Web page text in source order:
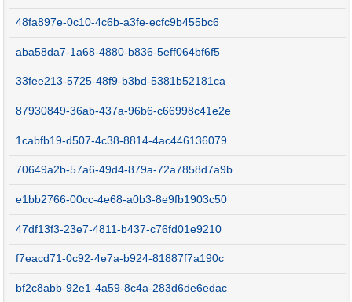
48fa897e-0c10-4c6b-a3fe-ecfc9b455bc6
aba58da7-1a68-4880-b836-5eff064bf6f5
33fee213-5725-48f9-b3bd-5381b52181ca
87930849-36ab-437a-96b6-c66998c41e2e
1cabfb19-d507-4c38-8814-4ac446136079
70649a2b-57a6-49d4-879a-72a7858d7a9b
e1bb2766-00cc-4e68-a0b3-8e9fb1903c50
47df13f3-23e7-4811-b437-c76fd01e9210
f7eacd71-0c92-4e7a-b924-81887f7a190c
bf2c8abb-92e1-4a59-8c4a-283d6de6edac